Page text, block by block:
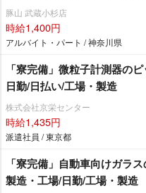
豚山 武蔵小杉店
時給1,400円
アルバイト・パート / 神奈川県
「寮完備」微粒子計測器の
日勤/日払い/工場・製造
株式会社京栄センター
時給1,435円
派遣社員 / 東京都
「寮完備」自動車向けガラ
製造・工場/日勤/工場・製造